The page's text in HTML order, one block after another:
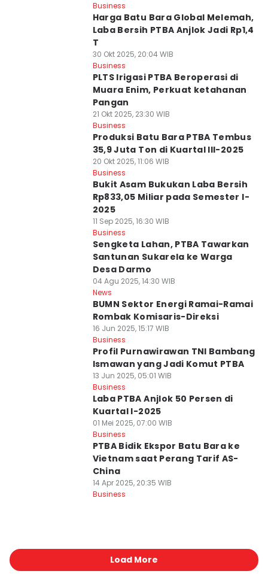
Business
Harga Batu Bara Global Melemah,
Laba Bersih PTBA Anjlok Jadi Rp1,4
T
30 Okt 2025, 20:04 WIB
Business
PLTS Irigasi PTBA Beroperasi di
Muara Enim, Perkuat ketahanan
Pangan
21 Okt 2025, 23:30 WIB
Business
Produksi Batu Bara PTBA Tembus
35,9 Juta Ton di Kuartal III-2025
20 Okt 2025, 11:06 WIB
Business
Bukit Asam Bukukan Laba Bersih
Rp833,05 Miliar pada Semester I-
2025
11 Sep 2025, 16:30 WIB
Business
Sengketa Lahan, PTBA Tawarkan
Santunan Sukarela ke Warga
Desa Darmo
04 Agu 2025, 14:30 WIB
News
BUMN Sektor Energi Ramai-Ramai
Rombak Komisaris-Direksi
16 Jun 2025, 15:17 WIB
Business
Profil Purnawirawan TNI Bambang
Ismawan yang Jadi Komut PTBA
13 Jun 2025, 05:01 WIB
Business
Laba PTBA Anjlok 50 Persen di
Kuartal I-2025
01 Mei 2025, 07:00 WIB
Business
PTBA Bidik Ekspor Batu Bara ke
Vietnam saat Perang Tarif AS-
China
14 Apr 2025, 20:35 WIB
Business
Load More